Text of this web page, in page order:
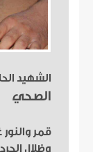
الشهيد
الصحي
قمر
وظلال